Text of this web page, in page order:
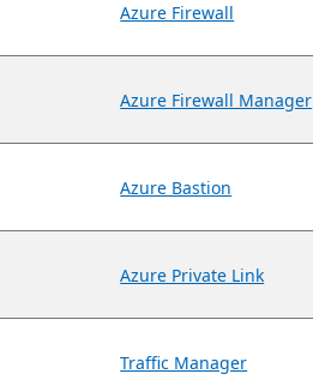
Azure Firewall
Azure Firewall Manager
Azure Bastion
Azure Private Link
Traffic Manager